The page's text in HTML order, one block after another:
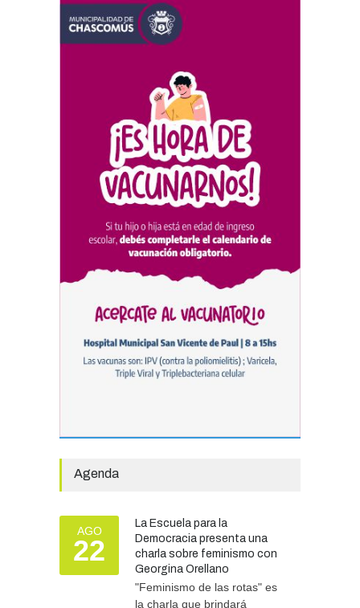
fortalecer el monitoreo y la
prevención ante eventos
climáticos
La Escuela Normal tendrá
calefacción para el reinicio
de las clases tras una obra
de emergencia financiada
por la Municipalidad
EDUCACIÓN 30/07/2026
Avanza el proceso
licitatorio para las obras de
infraestructura en las
escuelas Técnica N° 1 y
Especial N° 501
OBRAS Y SERVICIOS 29/07/2026
La Municipalidad invirtió
Vieja Estación
TURISMO 27/07/2026
Agenda
AGO
22
La Escuela para la
Democracia presenta una
charla sobre feminismo con
Georgina Orellano
"Feminismo de las rotas" es
la charla que brindará